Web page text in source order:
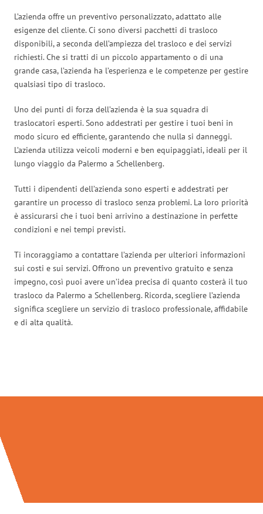
L’azienda offre un preventivo personalizzato, adattato alle
esigenze del cliente. Ci sono diversi pacchetti di trasloco
disponibili, a seconda dell’ampiezza del trasloco e dei servizi
richiesti. Che si tratti di un piccolo appartamento o di una
grande casa, l’azienda ha l’esperienza e le competenze per gestire
qualsiasi tipo di trasloco.
Uno dei punti di forza dell’azienda è la sua squadra di
traslocatori esperti. Sono addestrati per gestire i tuoi beni in
modo sicuro ed efficiente, garantendo che nulla si danneggi.
L’azienda utilizza veicoli moderni e ben equipaggiati, ideali per il
lungo viaggio da Palermo a Schellenberg.
Tutti i dipendenti dell’azienda sono esperti e addestrati per
garantire un processo di trasloco senza problemi. La loro priorità
è assicurarsi che i tuoi beni arrivino a destinazione in perfette
condizioni e nei tempi previsti.
Ti incoraggiamo a contattare l’azienda per ulteriori informazioni
sui costi e sui servizi. Offrono un preventivo gratuito e senza
impegno, così puoi avere un’idea precisa di quanto costerà il tuo
trasloco da Palermo a Schellenberg. Ricorda, scegliere l’azienda
significa scegliere un servizio di trasloco professionale, affidabile
e di alta qualità.